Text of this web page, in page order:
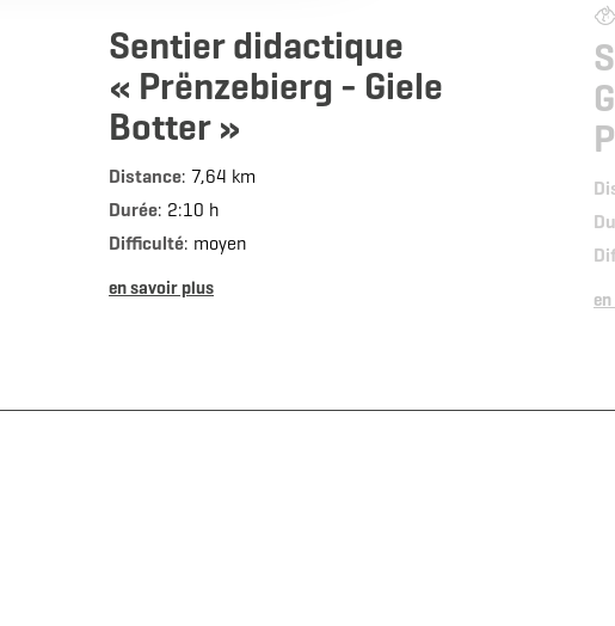
Sentier didactique
« Prënzebierg - Giele
Botter »
Distance: 7,64 km
Durée: 2:10 h
Difficulté: moyen
en savoir plus